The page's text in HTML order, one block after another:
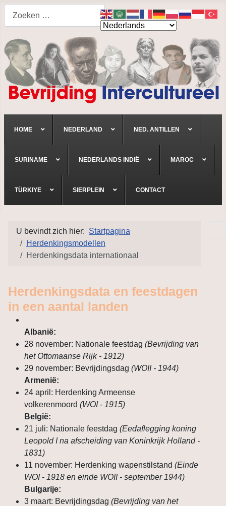
HOME NEDERLAND NED. ANTILLEN
SURINAME NEDERLANDS INDIË MAROC
TÜRKIYE SIERPLEIN CONTACT
U bevindt zich hier: Startpagina
Herdenkingsmodellen
Herdenkingsdata internationaal
Herdenkingsdata en feestdagen
in een aantal landen
Albanië:
28 november: Nationale feestdag (Bevrijding van
het Ottomaanse Rijk - 1912)
29 november: Bevrijdingsdag (WOII - 1944)
Armenië:
24 april: Herdenking Armeense
volkerenmoord (WOI - 1915)
België:
21 juli: Nationale feestdag (Eedaflegging koning
Leopold I na afscheiding van Koninkrijk Holland -
1831)
11 november: Herdenking wapenstilstand (Einde
WOI - 1918 en einde WOII - september 1944)
Bulgarije:
3 maart: Bevrijdingsdag (Bevrijding van het